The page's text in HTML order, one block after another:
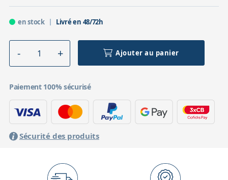
en stock Livré en 48/72h
Ajouter au panier
Paiement 100% sécurisé
Sécurité des produits